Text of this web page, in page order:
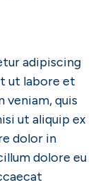
adipiscing
ut labore et
veniam, quis
ut aliquip ex
dolor in
dolore eu